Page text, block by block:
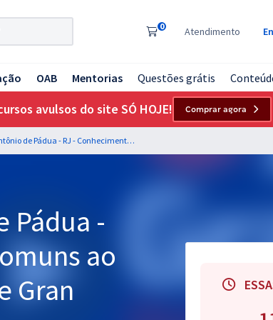
0 Atendimento
OAB Mentorias Questões grátis
avulsos do site SÓ HOJE! Comprar agora
Prefeitura de Santo Antônio de Pádua - RJ - Conhecimentos Básicos Comuns ao cargos de Nível Médio - Equipe Gran
Pádua -
ao
Gran